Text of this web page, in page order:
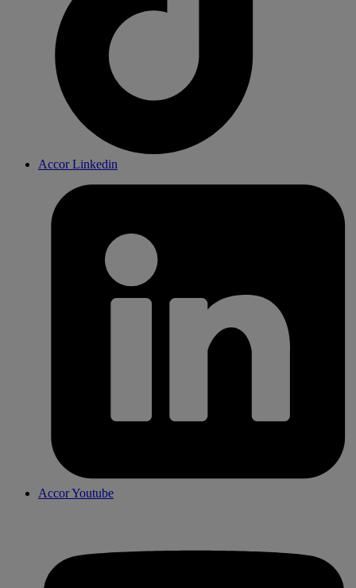
Accor Linkedin
Accor Youtube